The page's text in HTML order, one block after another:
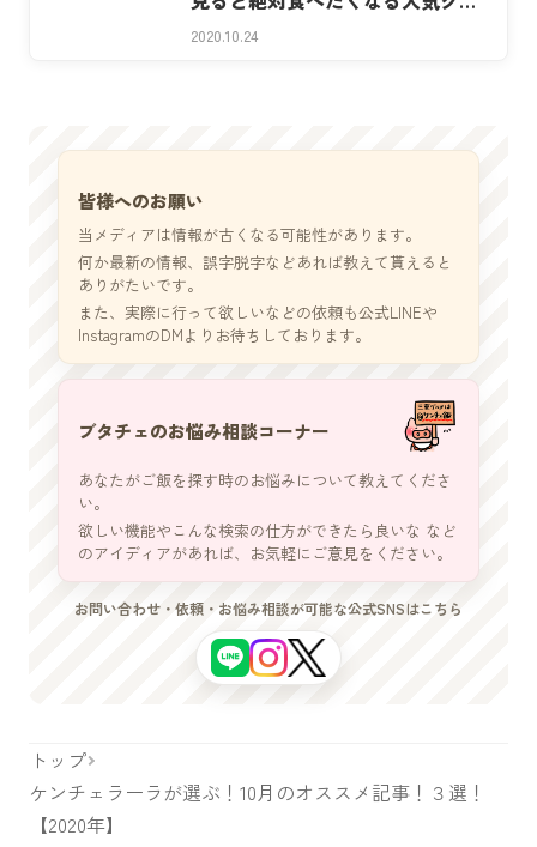
メスポット5選！
2020.10.24
皆様へのお願い
当メディアは情報が古くなる可能性があります。
何か最新の情報、誤字脱字などあれば教えて貰えると
ありがたいです。
また、実際に行って欲しいなどの依頼も公式LINEや
InstagramのDMよりお待ちしております。
ブタチェのお悩み相談コーナー
あなたがご飯を探す時のお悩みについて教えてくださ
い。
欲しい機能やこんな検索の仕方ができたら良いな など
のアイディアがあれば、お気軽にご意見をください。
お問い合わせ・依頼・お悩み相談が可能な公式SNSはこちら
トップ
ケンチェラーラが選ぶ！10月のオススメ記事！３選！
【2020年】